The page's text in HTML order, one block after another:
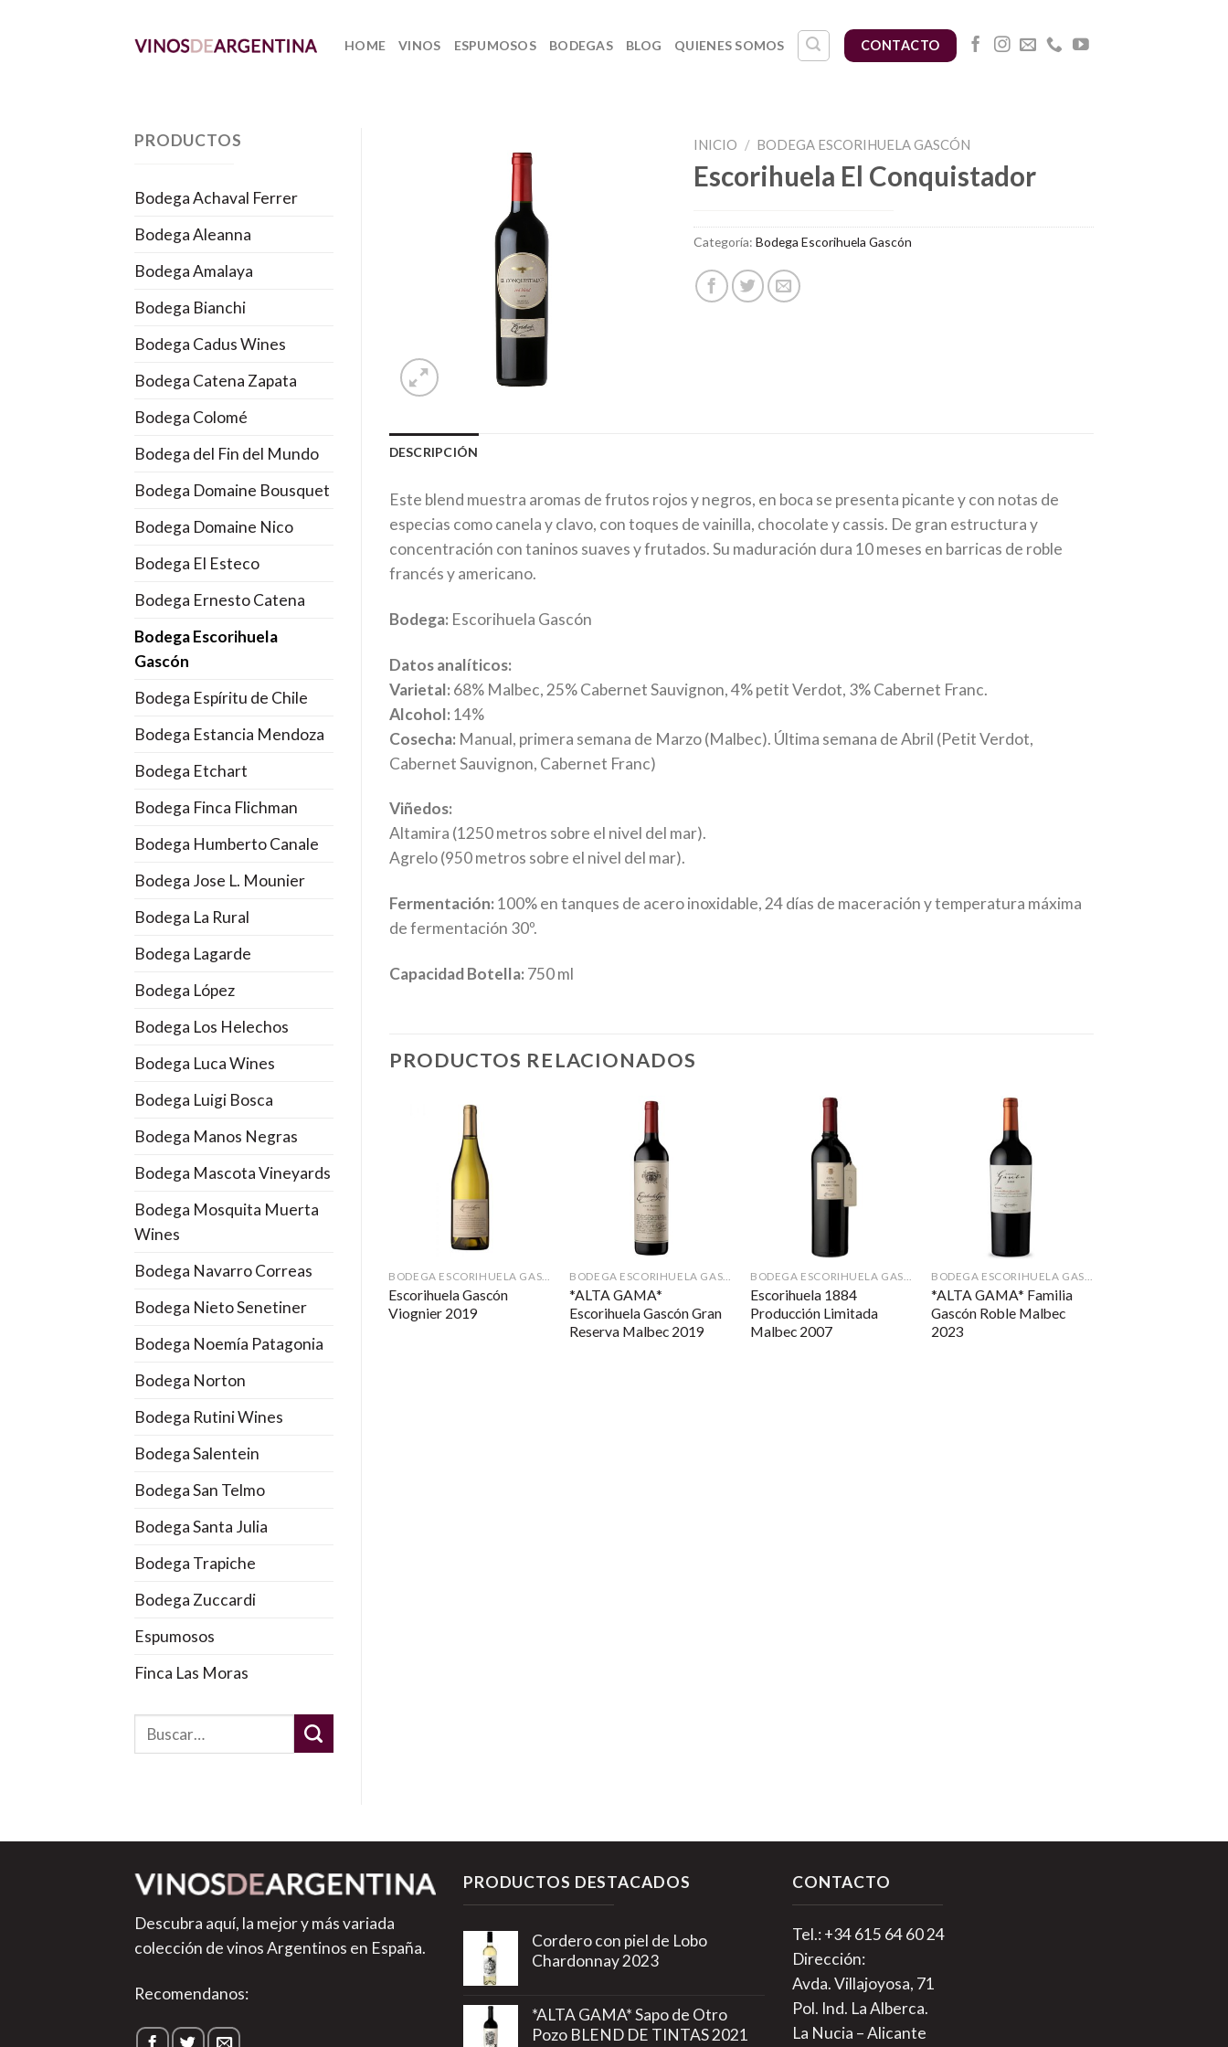
HOME VINOS ESPUMOSOS BODEGAS BLOG QUIENES SOMOS CONTACTO
PRODUCTOS
Bodega Achaval Ferrer
Bodega Aleanna
Bodega Amalaya
Bodega Bianchi
Bodega Cadus Wines
Bodega Catena Zapata
Bodega Colomé
Bodega del Fin del Mundo
Bodega Domaine Bousquet
Bodega Domaine Nico
Bodega El Esteco
Bodega Ernesto Catena
Bodega Escorihuela
Gascón
Bodega Espíritu de Chile
Bodega Estancia Mendoza
Bodega Etchart
Bodega Finca Flichman
Bodega Humberto Canale
Bodega Jose L. Mounier
Bodega La Rural
Bodega Lagarde
Bodega López
Bodega Los Helechos
Bodega Luca Wines
Bodega Luigi Bosca
Bodega Manos Negras
Bodega Mascota Vineyards
Bodega Mosquita Muerta
Wines
Bodega Navarro Correas
Bodega Nieto Senetiner
Bodega Noemía Patagonia
Bodega Norton
Bodega Rutini Wines
Bodega Salentein
Bodega San Telmo
Bodega Santa Julia
Bodega Trapiche
Bodega Zuccardi
Espumosos
Finca Las Moras
INICIO / BODEGA ESCORIHUELA GASCÓN
Escorihuela El Conquistador
Categoría:Bodega Escorihuela Gascón
DESCRIPCIÓN
Este blend muestra aromas de frutos rojos y negros, en boca se presenta picante y con notas de
especias como canela y clavo, con toques de vainilla, chocolate y cassis. De gran estructura y
concentración con taninos suaves y frutados. Su maduración dura 10 meses en barricas de roble
francés y americano.
Bodega:Escorihuela Gascón
Datos analíticos:
Varietal:68% Malbec, 25% Cabernet Sauvignon, 4% petit Verdot, 3% Cabernet Franc.
Alcohol:14%
Cosecha:Manual, primera semana de Marzo (Malbec). Última semana de Abril (Petit Verdot,
Cabernet Sauvignon, Cabernet Franc)
Viñedos:
Altamira (1250 metros sobre el nivel del mar).
Agrelo (950 metros sobre el nivel del mar).
Fermentación:100% en tanques de acero inoxidable, 24 días de maceración y temperatura máxima
de fermentación 30º.
Capacidad Botella:750 ml
PRODUCTOS RELACIONADOS
Escorihuela Gascón
Viognier 2019
*ALTA GAMA*
Escorihuela Gascón Gran
Reserva Malbec 2019
Escorihuela 1884
Producción Limitada
Malbec 2007
*ALTA GAMA* Familia
Gascón Roble Malbec
2023
BODEGA ESCORIHUELA GASCÓN
Producciones Escorihuela
Descubra aquí, la mejor y más variada
colección de vinos Argentinos en España.
Recomendanos:
PRODUCTOS DESTACADOS
Cordero con piel de Lobo
Chardonnay 2023
*ALTA GAMA* Sapo de Otro
Pozo BLEND DE TINTAS 2021
CONTACTO
Tel.: +34 615 64 60 24
Dirección:
Avda. Villajoyosa, 71
Pol. Ind. La Alberca.
La Nucia – Alicante